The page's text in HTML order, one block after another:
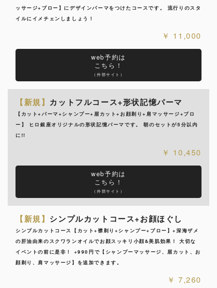
ッサージ+ブロー】にデザインパーマをつけたコースです。 流行りのスタ
イルにイメチェンしましょう！
11,000
web予約は
こちら！
（外部サイト）
【新規】 カットフルコース+形状記憶パーマ
【カット+パーマ+シャンプー+眉カット+お顔剃り+肩マッサージ+ブロ
ー】 ヒロ銀座オリジナルの形状記憶パーマです。 朝のセットが5分以内
に!!
10,450
web予約は
こちら！
（外部サイト）
【新規】 シンプルカットコース+お顔ほぐし
シンプルカットコース【カット+襟剃り+シャンプー+ブロー】+深海ザメ
の肝油由来のスクワランオイルでお顔スッキリ小顔&美肌効果！ 大切な
イベントの前に是非！ +990円で【シャンプーマッサージ、眉カット、お
顔剃り、肩マッサージ】を追加できます。
7,260